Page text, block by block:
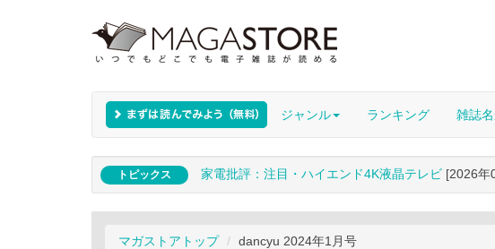
ジャンル ランキング 雑誌
トピックス 家電批評：注目・ハイエンド4K液晶テレビ [2026年
マガストアトップ dancyu 2024年1月号